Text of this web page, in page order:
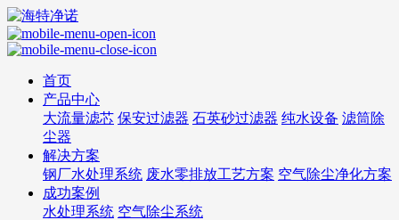
首页
产品中心
大流量滤芯 保安过滤器 石英砂过滤器 纯水设备 滤筒除
尘器
解决方案
钢厂水处理系统 废水零排放工艺方案 空气除尘净化方案
成功案例
水处理系统 空气除尘系统